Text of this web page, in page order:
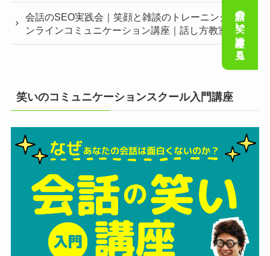
会話のSEO実践会｜笑顔と雑談のトレーニング｜オ
ンラインコミュニケーション講座｜話し方教室
笑いのコミュニケーションスクール入門講座
会話の笑い講座を見る